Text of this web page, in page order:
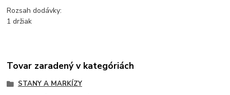
Rozsah dodávky:
1 držiak
Tovar zaradený v kategóriách
STANY A MARKÍZY